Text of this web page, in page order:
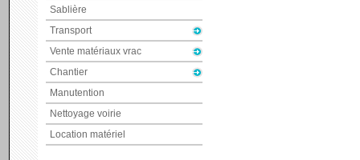
Sablière
Transport
Vente matériaux vrac
Chantier
Manutention
Nettoyage voirie
Location matériel